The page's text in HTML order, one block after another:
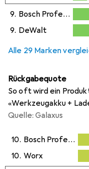
1Tag
9. Bosch Professional
2
9. DeWalt
Alle 29 Marken
Rückgabequote
So oft wird ein
«Werkzeugakku +
Quelle: Galaxus
10. Bosch Professional
10. Worx